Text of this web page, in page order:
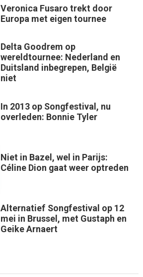
Veronica Fusaro trekt door
Europa met eigen tournee
Delta Goodrem op
wereldtournee: Nederland en
Duitsland inbegrepen, België
niet
In 2013 op Songfestival, nu
overleden: Bonnie Tyler
Niet in Bazel, wel in Parijs:
Céline Dion gaat weer optreden
Alternatief Songfestival op 12
mei in Brussel, met Gustaph en
Geike Arnaert